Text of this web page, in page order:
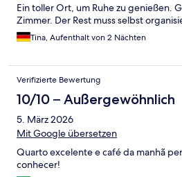
Ein toller Ort, um Ruhe zu genießen.
Zimmer. Der Rest muss selbst
Tina, Aufenthalt von 2 Nächten
Verifizierte Bewertung
10/10 – Außergewöhnlich
5. März 2026
Mit Google übersetzen
Quarto excelente e café da manhã
conhecer!